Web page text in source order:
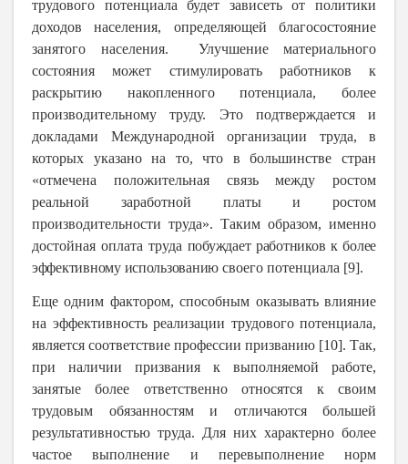
трудового потенциала будет зависеть от политики
доходов населения, определяющей благосостояние
занятого населения. Улучшение материального
состояния может стимулировать работников к
раскрытию накопленного потенциала, более
производительному труду. Это подтверждается и
докладами Международной организации труда, в
которых указано на то, что в большинстве стран
«отмечена положительная связь между ростом
реальной заработной платы и ростом
производительности труда». Таким образом, именно
достойная оплата труда побуждает работников к более
эффективному использованию своего потенциала [9].
Еще одним фактором, способным оказывать влияние
на эффективность реализации трудового потенциала,
является соответствие профессии призванию [10]. Так,
при наличии призвания к выполняемой работе,
занятые более ответственно относятся к своим
трудовым обязанностям и отличаются большей
результативностью труда. Для них характерно более
частое выполнение и перевыполнение норм